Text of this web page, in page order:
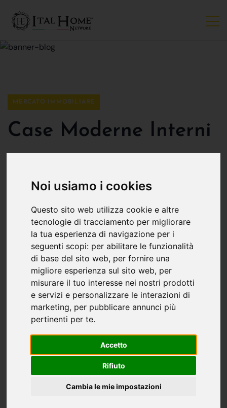
Noi usiamo i cookies
Questo sito web utilizza cookie e altre
tecnologie di tracciamento per migliorare
la tua esperienza di navigazione per i
seguenti scopi: per abilitare le funzionalità
di base del sito web, per fornire una
migliore esperienza sul sito web, per
misurare il tuo interesse nei nostri prodotti
e servizi e personalizzare le interazioni di
marketing, per pubblicare annunci più
pertinenti per te.
Accetto
Rifiuto
Cambia le mie impostazioni
MERCATO IMMOBILIARE
Case Moderne Interni
l'articolo che ti darà le migliori
idee per arredare gli interni
della tua casa moderna!
stile modernoè uno dei più gettonati ai giorni
nostri, vista la grandesemplicitàe la vasta
accessibilitàper chiunque; ecco il motivo per cui
l'articolo di oggi,Case moderne interni
scritto: per dare la possibilità a chi, come te, sta
pensando di arredare gli interni della propria casa